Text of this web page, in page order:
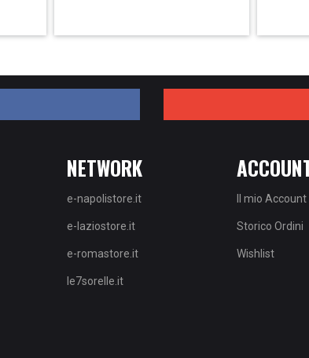
NETWORK
e-napolistore.it
e-laziostore.it
e-romastore.it
le7sorelle.it
Il mio Account
Storico Ordini
Wishlist